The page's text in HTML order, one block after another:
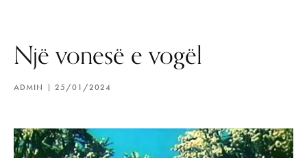
Një vonesë e vogël
ADMIN 25/01/2024